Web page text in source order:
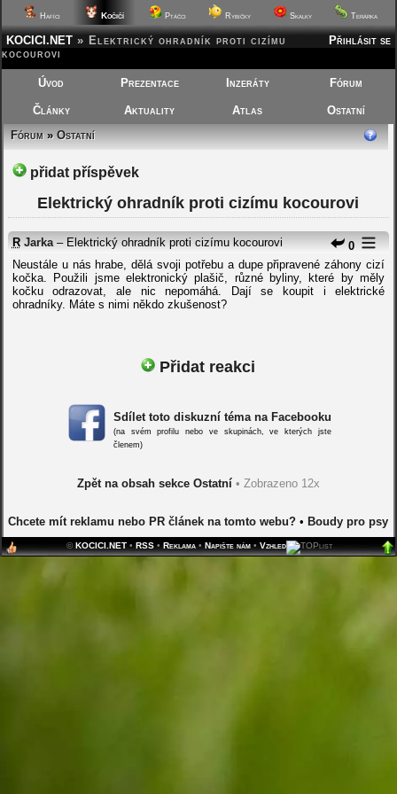
Hafíci Kočičí Ptáčci Rybičky Skalky Terárka
Přihlásit se
KOCICI.NET » Elektrický ohradník proti cizímu
kocourovi
Úvod Prezentace Inzeráty Fórum
Články Aktuality Atlas
Ostatní
Fórum»Ostatní
přidat příspěvek
Elektrický ohradník proti cizímu kocourovi
0
R Jarka – Elektrický ohradník proti cizímu kocourovi
Neustále u nás hrabe, dělá svoji potřebu a dupe připravené záhony cizí
kočka. Použili jsme elektronický plašič, různé byliny, které by měly
kočku odrazovat, ale nic nepomáhá. Dají se koupit i elektrické
ohradníky. Máte s nimi někdo zkušenost?
Přidat reakci
Sdílet toto diskuzní téma na Facebooku
(na svém profilu nebo ve skupinách, ve kterých jste
členem)
Zpět na obsah sekce Ostatní • Zobrazeno 12x
Chcete mít reklamu nebo PR článek na tomto webu? • Boudy pro psy
©KOCICI.NET •RSS •Reklama •Napište nám •Vzhled